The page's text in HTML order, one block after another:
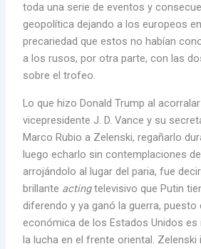
toda una serie de eventos y
geopolítica dejando a los europeos
precariedad que estos no habían
a los rusos, por otra parte, con las
sobre el trofeo.
Lo que hizo Donald Trump al
vicepresidente J. D. Vance y su
Marco Rubio a Zelenski, regañarlo
luego echarlo sin contemplaciones
arrojándolo al lugar del paria, fue
brillante actingtelevisivo que Putin
diferendo y ya ganó la guerra, puesto
económica de los Estados Unidos
la lucha en el frente oriental. Zelenski